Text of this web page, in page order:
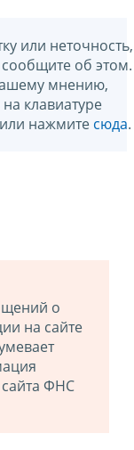
или неточность,
об этом.
мнению,
клавиатуре
нажмите сюда.
о
на сайте
сайта ФНС